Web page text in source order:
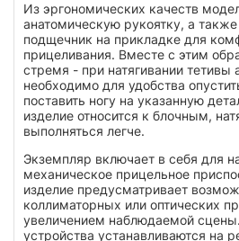
Из эргономических качеств
анатомическую рукоятку, а
подщечник на прикладке для
прицеливания. Вместе с этим
стремя - при натягивании тетивы
необходимо для удобства
поставить ногу на указанную
изделие относится к блочным,
выполняться легче.
Экземпляр включает в себя для
механическое прицельное
изделие предусматривает
коллиматорных или оптических
увеличением наблюдаемой
устройства устанавливаются на